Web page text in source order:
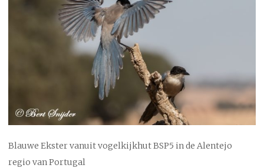
Blauwe Ekster vanuit vogelkijkhut BSP5 in de Alentejo
regio van Portugal